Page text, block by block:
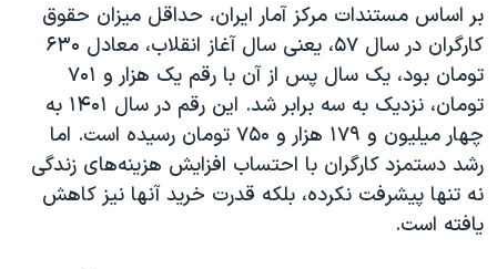
بر اساس مستندات مرکز آمار ایران، حداقل میزان حقوق
کارگران در سال ۵۷، یعنی سال آغاز انقلاب، معادل ۶۳۰
تومان بود، یک سال پس از آن با رقم یک هزار و ۷۰۱
تومان، نزدیک به سه برابر شد. این رقم در سال ۱۴۰۱ به
چهار میلیون و ۱۷۹ هزار و ۷۵۰ تومان رسیده است. اما
رشد دستمزد کارگران با احتساب افزایش هزینه‌های زندگی
نه تنها پیشرفت نکرده، بلکه قدرت خرید آنها نیز کاهش
یافته است.